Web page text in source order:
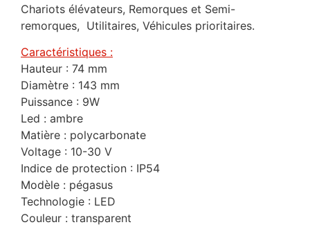
Chariots élévateurs, Remorques et Semi-
remorques, Utilitaires, Véhicules prioritaires.
Caractéristiques :
Hauteur : 74 mm
Diamètre : 143 mm
Puissance : 9W
Led : ambre
Matière : polycarbonate
Voltage : 10-30 V
Indice de protection : IP54
Modèle : pégasus
Technologie : LED
Couleur : transparent